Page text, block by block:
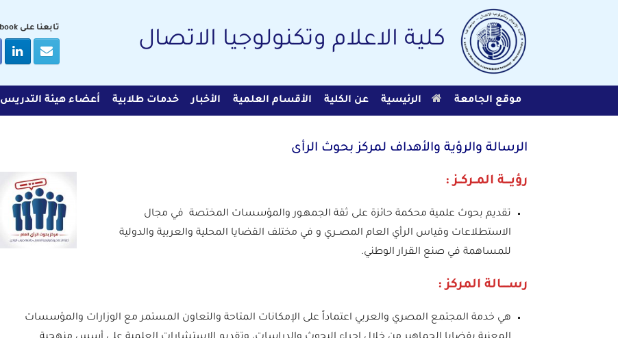
كلية الاعلام وتكنولوجيا الاتصال
تابعنا على Facebook
موقع الجامعة الرئيسية عن الكلية الأقسام العلمية الأخبار خدمات طلابية أعضاء هيئة التدريس
الرسالة والرؤية والأهداف لمركز بحوث الرأى
رؤيــــة المــركــز :
تقديم بحوث علمية محكمة حائزة على ثقة الجمهـور والمؤسسات المختصة في مجال
الاستطلاعات وقياس الرأي العام المصــري و في مختلف القضايا المحلية والعربية والدولية
للمساهمة في صنع القرار الوطني.
رســـــالة المركز :
هي خدمة المجتمع المصري والعربي اعتماداً على الإمكانات المتاحة والتعاون المستمر مع الوزارات والمؤسسات